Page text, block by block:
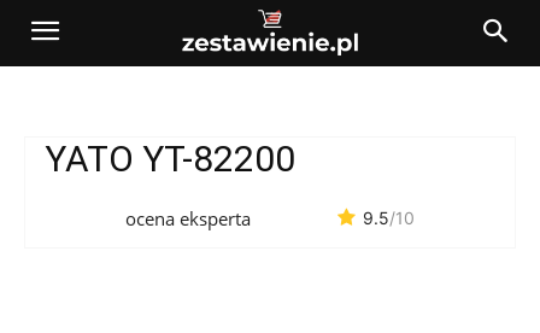
YATO YT-82200
ocena eksperta 9.5/10